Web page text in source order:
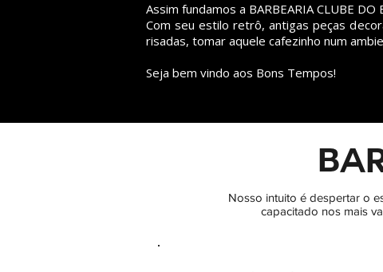
Assim fundamos a BARBEARIA CLUBE
Com seu estilo retrô, antigas peças
risadas, tomar aquele cafezinho num
Seja bem vindo aos Bons Tempos!
Nosso intuito é despertar o
capacitado nos mais